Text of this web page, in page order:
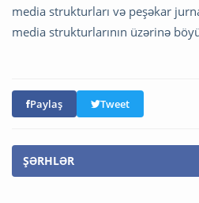
media strukturları və peşəkar
media strukturlarının üzərinə
Paylaş Tweet
ŞƏRHLƏR